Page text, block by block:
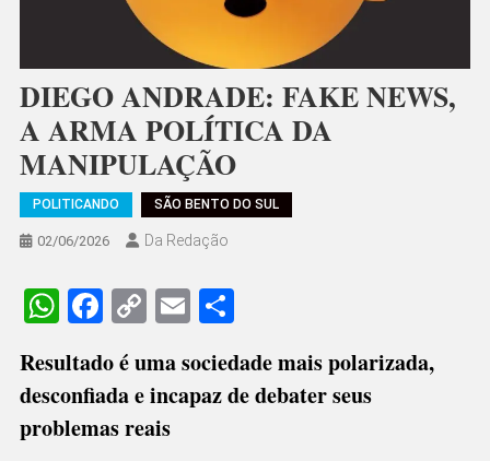
DIEGO ANDRADE: FAKE NEWS,
A ARMA POLÍTICA DA
MANIPULAÇÃO
POLITICANDO SÃO BENTO DO SUL
02/06/2026 Da Redação
WhatsApp
Facebook
CopyEmailShare
Resultado é uma sociedade mais polarizada,
desconfiada e incapaz de debater seus
problemas reais